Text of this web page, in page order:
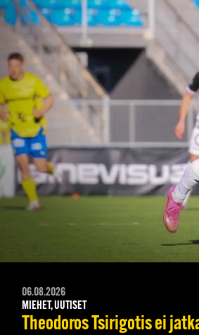
06.08.2026
MIEHET, UUTISET
Theodoros Tsirigotis ei